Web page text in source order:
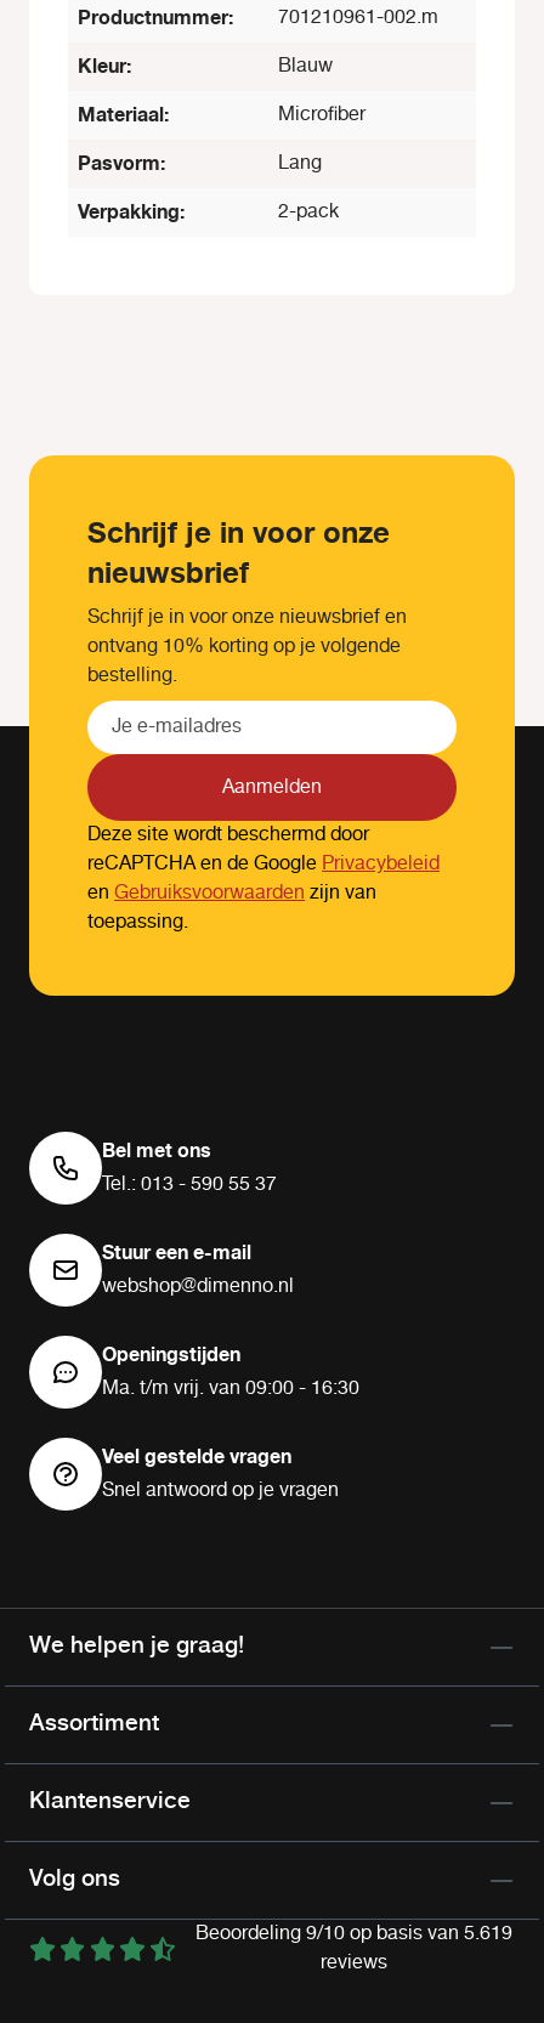
Productnummer: 701210961-002.m
Kleur: Blauw
Materiaal: Microfiber
Pasvorm: Lang
Verpakking: 2-pack
Schrijf je in voor onze
nieuwsbrief
Schrijf je in voor onze nieuwsbrief en
ontvang 10% korting op je volgende
bestelling.
Aanmelden
Deze site wordt beschermd door
reCAPTCHA en de GooglePrivacybeleid
en Gebruiksvoorwaardenzijn van
toepassing.
Bel met ons
Tel.: 013 - 590 55 37
Stuur een e-mail
webshop@dimenno.nl
Openingstijden
Ma. t/m vrij. van 09:00 - 16:30
Veel gestelde vragen
Snel antwoord op je vragen
We helpen je graag!
Assortiment
Klantenservice
Volg ons
Beoordeling 9/10 op basis van 5.619
reviews